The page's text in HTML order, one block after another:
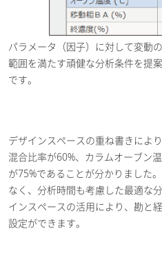
パラメータ（因子）に対して変動
範囲を満たす頑健な分析条件を提
です。
デザインスペースの重ね書きによ
混合比率が60%、カラムオーブン
が75%であることが分かりました
なく、分析時間も考慮した最適な
インスペースの活用により、勘と
設定ができます。